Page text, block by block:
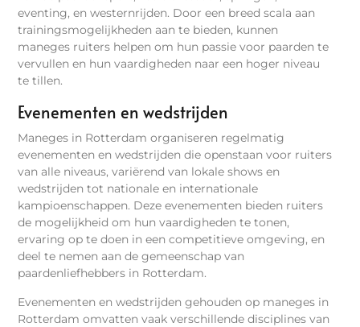
eventing, en westernrijden. Door een breed scala aan
trainingsmogelijkheden aan te bieden, kunnen
maneges ruiters helpen om hun passie voor paarden te
vervullen en hun vaardigheden naar een hoger niveau
te tillen.
Evenementen en wedstrijden
Maneges in Rotterdam organiseren regelmatig
evenementen en wedstrijden die openstaan voor ruiters
van alle niveaus, variërend van lokale shows en
wedstrijden tot nationale en internationale
kampioenschappen. Deze evenementen bieden ruiters
de mogelijkheid om hun vaardigheden te tonen,
ervaring op te doen in een competitieve omgeving, en
deel te nemen aan de gemeenschap van
paardenliefhebbers in Rotterdam.
Evenementen en wedstrijden gehouden op maneges in
Rotterdam omvatten vaak verschillende disciplines van